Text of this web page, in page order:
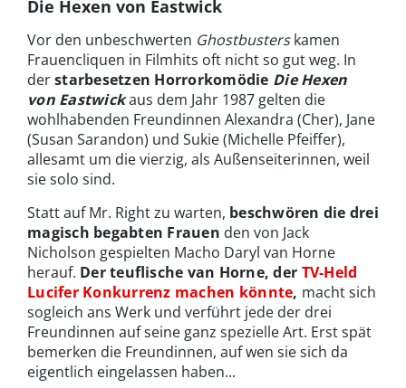
Die Hexen von Eastwick
Vor den unbeschwerten Ghostbusterskamen
Frauencliquen in Filmhits oft nicht so gut weg. In
derstarbesetzen Horrorkomödie Die Hexen
von Eastwickaus dem Jahr 1987 gelten die
wohlhabenden Freundinnen Alexandra (Cher), Jane
(Susan Sarandon) und Sukie (Michelle Pfeiffer),
allesamt um die vierzig, als Außenseiterinnen, weil
sie solo sind.
Statt auf Mr. Right zu warten, beschwören die drei
magisch begabten Frauen den von Jack
Nicholson gespielten Macho Daryl van Horne
herauf. Der teuflische van Horne, der TV-Held
Lucifer Konkurrenz machen könnte, macht sich
sogleich ans Werk und verführt jede der drei
Freundinnen auf seine ganz spezielle Art. Erst spät
bemerken die Freundinnen, auf wen sie sich da
eigentlich eingelassen haben...